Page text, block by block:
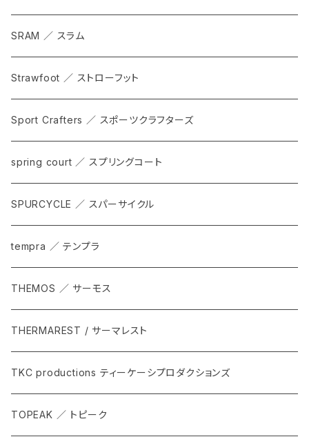
SRAM ／ スラム
Strawfoot ／ ストローフット
Sport Crafters ／ スポーツクラフターズ
spring court ／ スプリングコート
SPURCYCLE ／ スパーサイクル
tempra ／ テンプラ
THEMOS ／ サーモス
THERMAREST / サーマレスト
TKC productions ティーケーシプロダクションズ
TOPEAK ／ トピーク